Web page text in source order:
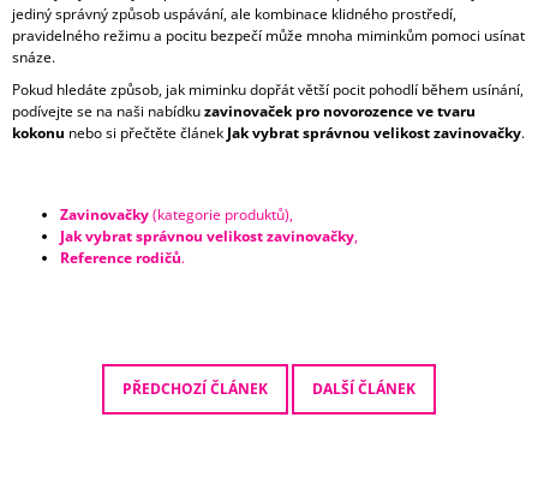
jediný správný způsob uspávání, ale kombinace klidného prostředí,
pravidelného režimu a pocitu bezpečí může mnoha miminkům pomoci usínat
snáze.
Pokud hledáte způsob, jak miminku dopřát větší pocit pohodlí během usínání,
podívejte se na naši nabídkuzavinovaček pro novorozence ve tvaru
kokonu nebo si přečtěte článek Jak vybrat správnou velikost zavinovačky.
Zavinovačky(kategorie produktů),
Jak vybrat správnou velikost zavinovačky,
Reference rodičů.
PŘEDCHOZÍ ČLÁNEK DALŠÍ ČLÁNEK